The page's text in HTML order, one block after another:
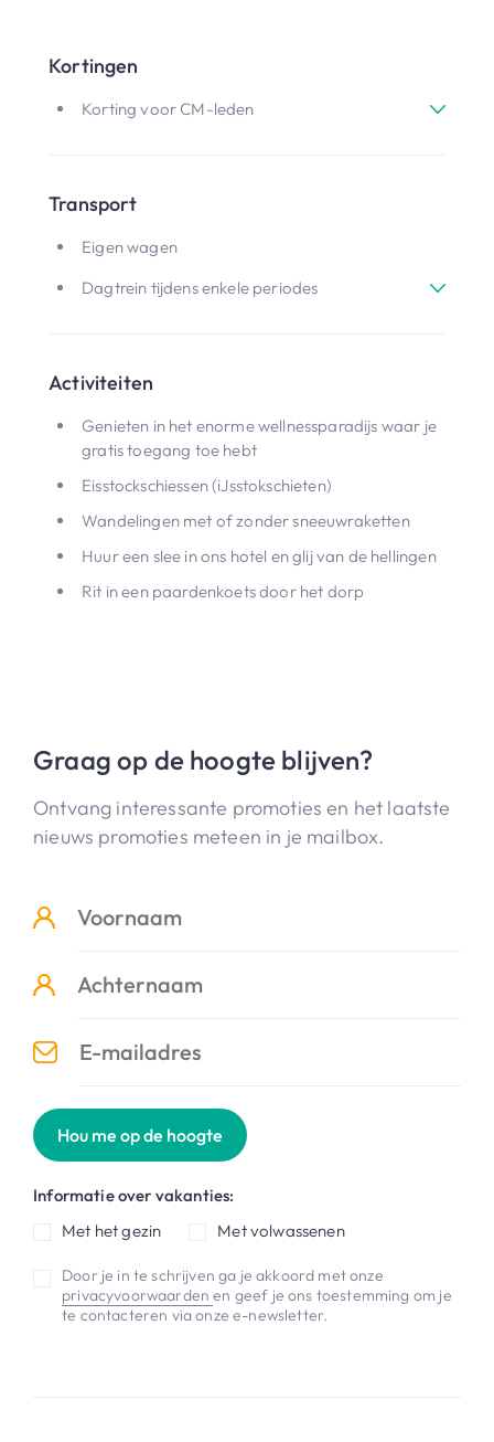
Kortingen
Korting voor CM-leden
Transport
Eigen wagen
Dagtrein tijdens enkele periodes
Activiteiten
Genieten in het enorme wellnessparadijs waar je
gratis toegang toe hebt
Eisstockschiessen (iJsstokschieten)
Wandelingen met of zonder sneeuwraketten
Huur een slee in ons hotel en glij van de hellingen
Rit in een paardenkoets door het dorp
Graag op de hoogte blijven?
Ontvang interessante promoties en het laatste
nieuws promoties meteen in je mailbox.
Hou me op de hoogte
Informatie over vakanties:
Met het gezin
Met volwassenen
Door je in te schrijven ga je akkoord met onze
privacyvoorwaardenen geef je ons toestemming om je
te contacteren via onze e-newsletter.